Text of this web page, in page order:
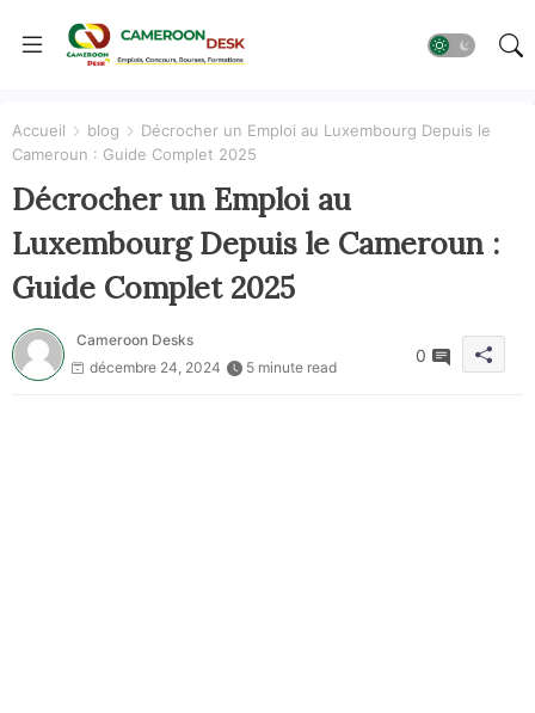
Accueil blog
Décrocher un Emploi au Luxembourg Depuis le
Cameroun : Guide Complet 2025
Décrocher un Emploi au
Luxembourg Depuis le Cameroun :
Guide Complet 2025
Cameroon Desks
décembre 24, 2024
5 minute read
0